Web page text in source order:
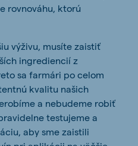
rovnováhu, ktorú
výživu, musíte zaistiť
ingrediencií z
sa farmári po celom
kvalitu našich
a nebudeme robiť
testujeme a
aby sme zaistili